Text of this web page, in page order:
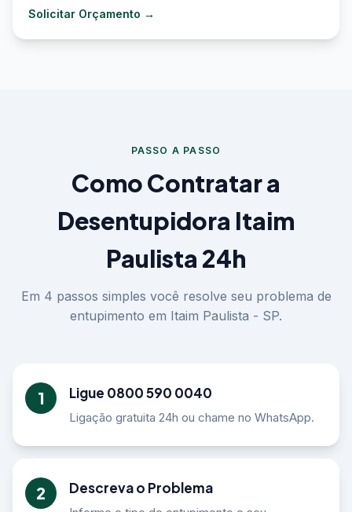
Solicitar Orçamento →
PASSO A PASSO
Como Contratar a
Desentupidora Itaim
Paulista 24h
Em 4 passos simples você resolve seu problema de
entupimento em Itaim Paulista - SP.
1 Ligue 0800 590 0040
Ligação gratuita 24h ou chame no WhatsApp.
2 Descreva o Problema